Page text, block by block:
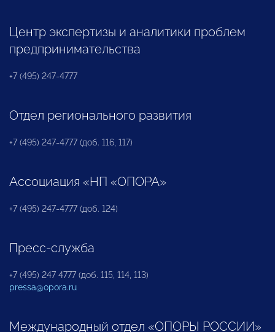
Центр экспертизы и аналитики проблем
предпринимательства
+7 (495) 247-4777
Отдел регионального развития
+7 (495) 247-4777 (доб. 116, 117)
Ассоциация «НП «ОПОРА»
+7 (495) 247-4777 (доб. 124)
Пресс-служба
+7 (495) 247 4777 (доб. 115, 114, 113)
pressa@opora.ru
Международный отдел «ОПОРЫ РОССИИ»